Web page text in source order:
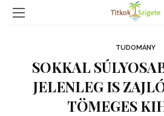
TUDOMÁNY
SOKKAL
JELENLEG IS
TÖMEGES